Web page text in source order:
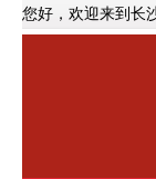
您好，欢迎来到长